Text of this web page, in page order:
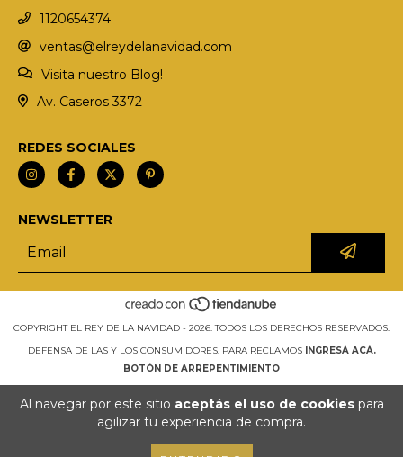
Al navegar por este sitio aceptás el uso de cookiespara
agilizar tu experiencia de compra.
1120654374
ventas@elreydelanavidad.com
Visita nuestro Blog!
Av. Caseros 3372
REDES SOCIALES
NEWSLETTER
COPYRIGHT EL REY DE LA NAVIDAD - 2026. TODOS LOS DERECHOS RESERVADOS.
DEFENSA DE LAS Y LOS CONSUMIDORES. PARA RECLAMOS INGRESÁ ACÁ.
BOTÓN DE ARREPENTIMIENTO